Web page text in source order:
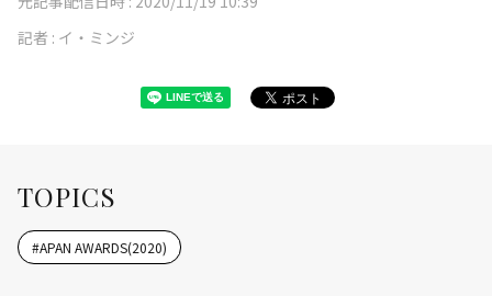
記者 : イ・ミンジ
TOPICS
#APAN AWARDS(2020)